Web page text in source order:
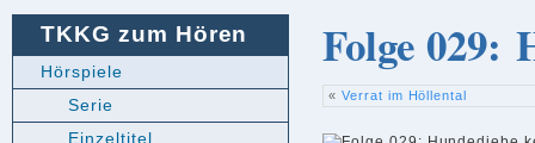
Folge 029:
« Verrat im Höllental
TKKG zum Hören
Hörspiele
Serie
Einzeltitel